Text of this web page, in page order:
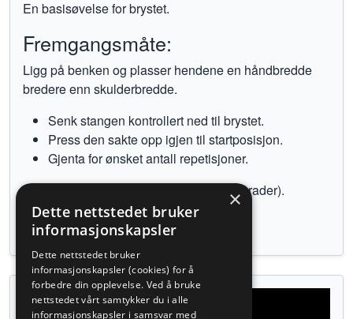
En basisøvelse for brystet.
Fremgangsmåte:
Ligg på benken og plasser hendene en håndbredde
bredere enn skulderbredde.
Senk stangen kontrollert ned til brystet.
Press den sakte opp igjen til startposisjon.
Gjenta for ønsket antall repetisjoner.
Albuene skal gå rett ut ifra kroppen (90 grader).
Tilbake til øvelser
×
Dette nettstedet bruker
informasjonskapsler
Dette nettstedet bruker
informasjonskapsler (cookies) for å
forbedre din opplevelse. Ved å bruke
nettstedet vårt samtykker du i alle
informasjonskapsler i samsvar med